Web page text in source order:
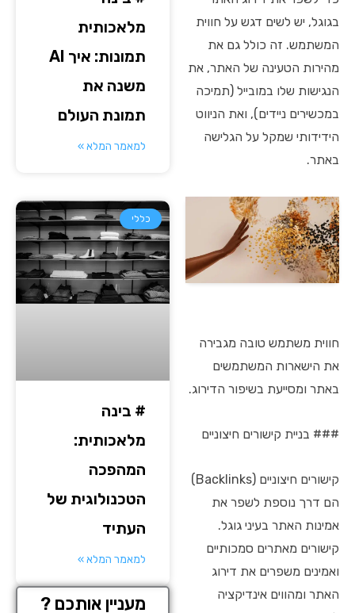
בגוגל, יש לשים דגש על חווית
המשתמש. זה כולל גם את
מהירות הטעינה של האתר, את
הנגישות שלו במובייל (תמיכה
במכשירים ניידים), ואת הניווט
הידידותי שמקל על הגלישה
באתר.
חווית משתמש טובה מגבירה
את הישארות המשתמשים
באתר ומסייעת בשיפור הדירוג.
### בניית קישורים חיצוניים
קישורים חיצוניים (Backlinks)
הם דרך נוספת לשפר את
אמינות האתר בעיני גוגל.
קישורים מאתרים סמכותיים
ואמינים משפרים את דירוג
האתר ומהווים אינדיקציה
מלאכותית
תמונות: איך AI
משנה את
תמונת העולם
למאמר המלא »
כללי
# בינה
מלאכותית:
המהפכה
הטכנולוגית של
העתיד
למאמר המלא »
מעניין אותכם ?